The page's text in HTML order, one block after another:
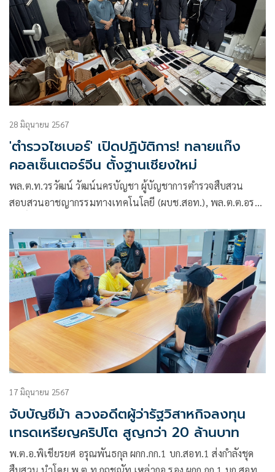
28 มิถุนายน 2567
'ตำรวจไซเบอร์' เปิดปฏิบัติการ! ทลายแก๊ง
คอลเซ็นเตอร์จีน ตั้งฐานเชียงใหม่
พล.ต.ท.วรวัฒน์ วัฒน์นครบัญชา ผู้บัญชาการตํารวจสืบสวน
สอบสวนอาชญากรรมทางเทคโนโลยี (ผบช.สอท.), พล.ต.ต.อรรถ
17 มิถุนายน 2567
จับบัญชีม้า ลวงอดีตผู้ว่ารัฐวิสาหกิจลงทุน
เทรดเหรียญคริปโต สูญกว่า 20 ล้านบาท
พ.ต.อ.พิเชียรยศ อรุณพันธกุล ผกก.กก.1 บก.สอท.1 ส่งกำลังชุด